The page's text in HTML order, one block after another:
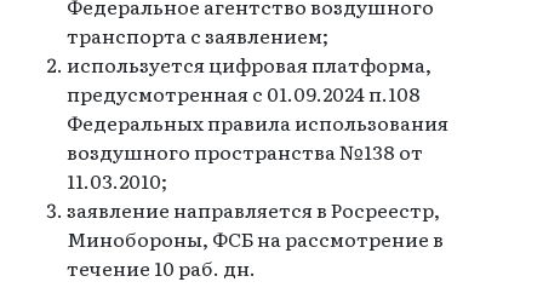
транспорта с заявлением;
используется цифровая платформа,
предусмотренная с 01.09.2024 п.108
Федеральных правила использования
воздушного пространства №138 от
11.03.2010;
заявление направляется в Росреестр,
Минобороны, ФСБ на рассмотрение в
течение 10 раб. дн.